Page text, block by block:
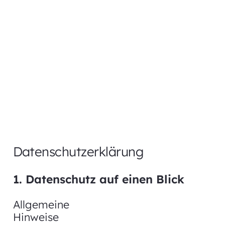
Datenschutzerklärung
1. Datenschutz auf einen Blick
Allgemeine
Hinweise